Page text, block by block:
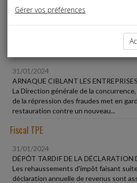
Liste des dernières dépêches
31/01/2024
ARNAQUE CIBLANT LES
La Direction générale de la
de la répression des fraudes met en
restauration contre un nouveau...
Fiscal TPE
31/01/2024
DÉPÔT TARDIF DE LA DÉCLARATION
Les rehaussements d'impôt faisant
déclaration annuelle de revenus sont
Gérer vos préférences